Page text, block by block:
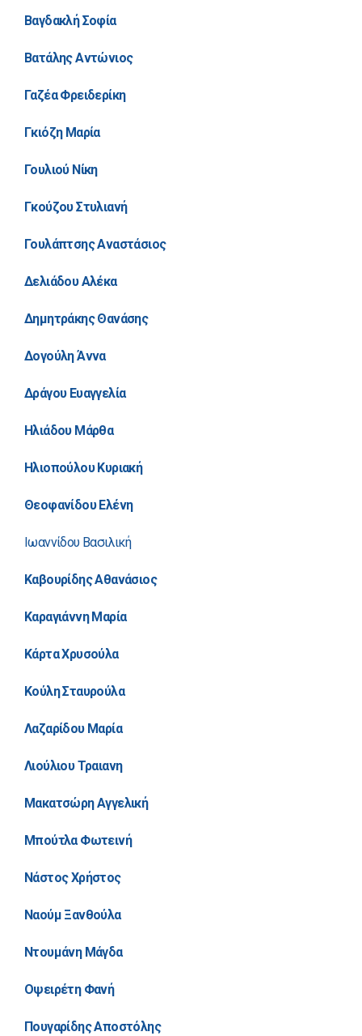
Βαγδακλή Σοφία
Βατάλης Αντώνιος
Γαζέα Φρειδερίκη
Γκιόζη Μαρία
Γουλιού Νίκη
Γκούζου Στυλιανή
Γουλάπτσης Αναστάσιος
Δελιάδου Αλέκα
Δημητράκης Θανάσης
Δογούλη Άννα
Δράγου Ευαγγελία
Ηλιάδου Μάρθα
Ηλιοπούλου Κυριακή
Θεοφανίδου Ελένη
Ιωαννίδου Βασιλική
Καβουρίδης Αθανάσιος
Καραγιάννη Μαρία
Κάρτα Χρυσούλα
Κούλη Σταυρούλα
Λαζαρίδου Μαρία
Λιούλιου Τραιανη
Μακατσώρη Αγγελική
Μπούτλα Φωτεινή
Νάστος Χρήστος
Ναούμ Ξανθούλα
Ντουμάνη Μάγδα
Οψειρέτη Φανή
Πουγαρίδης Αποστόλης